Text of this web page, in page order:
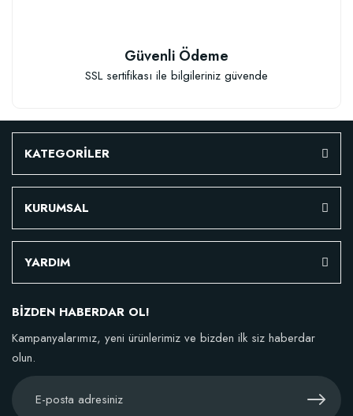
Güvenli Ödeme
SSL sertifikası ile bilgileriniz güvende
KATEGORİLER
KURUMSAL
YARDIM
BİZDEN HABERDAR OL!
Kampanyalarımız, yeni ürünlerimiz ve bizden ilk siz haberdar
olun.